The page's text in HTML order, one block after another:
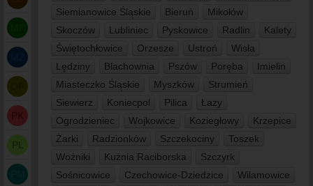
PL
Siemianowice Śląskie
Bieruń
Mikołów
Skoczów
Lubliniec Pyskowice Radlin
Kalety
Świętochłowice
Orzesze Ustroń
Wisła
Lędziny
Blachownia Pszów Poręba
Imielin
Miasteczko Śląskie
Myszków
Strumień
Siewierz
Koniecpol Pilica
Łazy
Ogrodzieniec
Wojkowice Koziegłowy
Krzepice
Żarki
Radzionków Szczekociny
Toszek
Woźniki
Kuźnia Raciborska
Szczyrk
Sośnicowice
Czechowice-Dziedzice
Wilamowice